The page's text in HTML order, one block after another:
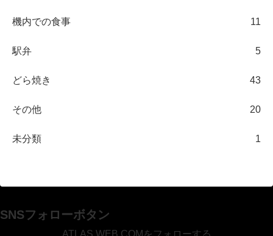
機内での食事 11
駅弁 5
どら焼き 43
その他 20
未分類 1
SNSフォローボタン